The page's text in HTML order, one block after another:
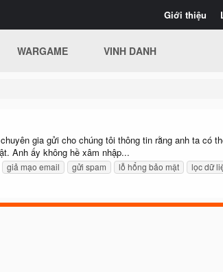
Giới thiệu
WARGAME VINH DANH
gia gửi cho chúng tôi thông tin rằng anh ta có
Anh ấy không hề xâm nhập...
giả mạo email gửi spam lỗ hổng bảo mật lọc dữ